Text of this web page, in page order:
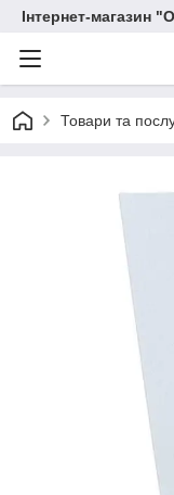
Інтернет-магазин
Товари та